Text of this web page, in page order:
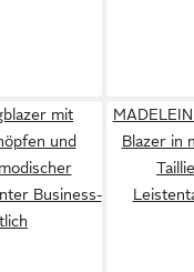
mit
und
Business-
Blazer in